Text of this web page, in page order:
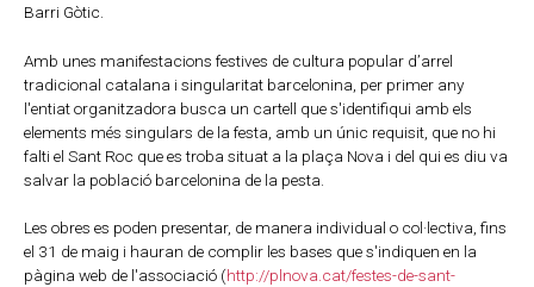
Barri Gòtic.
Amb unes manifestacions festives de cultura popular d’arrel
tradicional catalana i singularitat barcelonina, per primer any
l'entiat organitzadora busca un cartell que s'identifiqui amb els
elements més singulars de la festa, amb un únic requisit, que no hi
falti el Sant Roc que es troba situat a la plaça Nova i del qui es diu va
salvar la població barcelonina de la pesta.
Les obres es poden presentar, de manera individual o col·lectiva, fins
el 31 de maig i hauran de complir les bases que s'indiquen en la
pàgina web de l'associació (http://plnova.cat/festes-de-sant-